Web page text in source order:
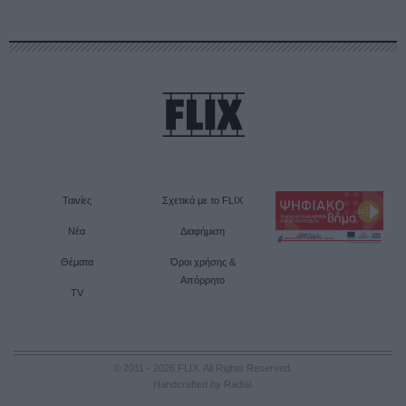
Ταινίες
Νέα
Θέματα
TV
Σχετικά με το FLIX
Διαφήμιση
Όροι χρήσης &
Απόρρητο
© 2011 - 2026 FLIX. All Rights Reserved.
Handcrafted by Radial